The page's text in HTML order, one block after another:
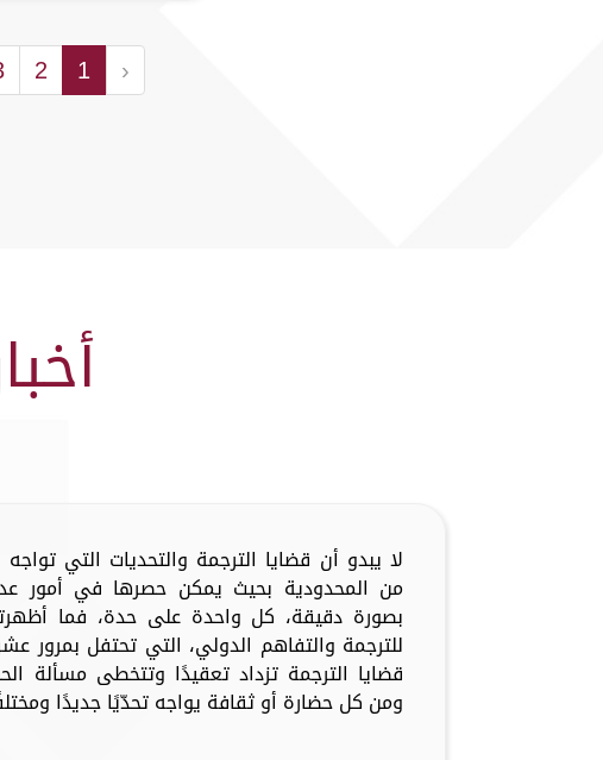
‹
1
2
لا يبدو أن قضايا الترجمة والتحديات التي
من المحدودية بحيث يمكن حصرها في أمور
بصورة دقيقة، كل واحدة على حدة، فما
للترجمة والتفاهم الدولي، التي تحتفل بمرور
قضايا الترجمة تزداد تعقيدًا وتتخطى مسألة
ومن كل حضارة أو ثقافة يواجه تحدّيًا جديدًا